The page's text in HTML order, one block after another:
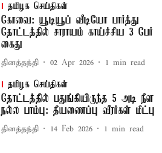
தமிழக செய்திகள்
கோவை: யூடியூப் வீடியோ பார்த்து
தோட்டத்தில் சாராயம் காய்ச்சிய 3 பேர்
கைது
தினத்தந்தி 02 Apr 2026 1 min read
தமிழக செய்திகள்
தோட்டத்தில் பதுங்கியிருந்த 5 அடி நீள
நல்ல பாம்பு: தீயணைப்பு வீரர்கள் மீட்பு
தினத்தந்தி 14 Feb 2026 1 min read